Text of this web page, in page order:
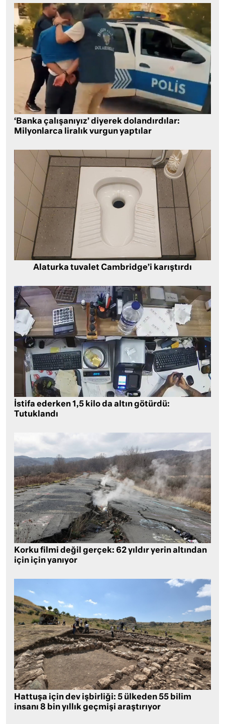
‘Banka çalışanıyız’ diyerek dolandırdılar:
Milyonlarca liralık vurgun yaptılar
Alaturka tuvalet Cambridge’i karıştırdı
İstifa ederken 1,5 kilo da altın götürdü:
Tutuklandı
Korku filmi değil gerçek: 62 yıldır yerin altından
için için yanıyor
Hattuşa için dev işbirliği: 5 ülkeden 55 bilim
insanı 8 bin yıllık geçmişi araştırıyor